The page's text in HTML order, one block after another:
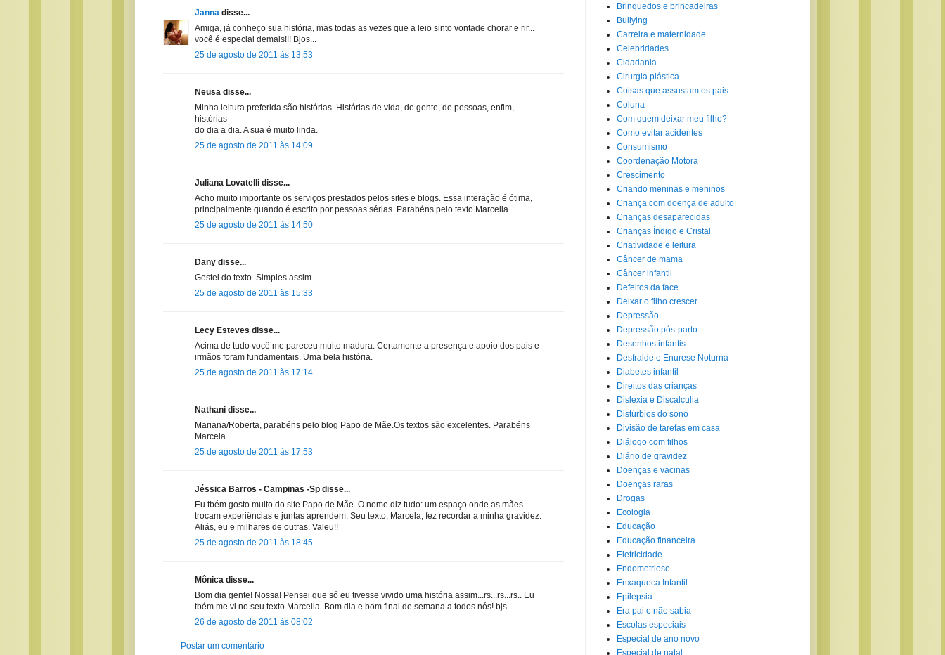
Janna disse...
Amiga, já conheço sua história, mas todas as vezes que a leio sinto vontade chorar e rir...
você é especial demais!!! Bjos...
25 de agosto de 2011 às 13:53
Neusa disse...
Minha leitura preferida são histórias. Histórias de vida, de gente, de pessoas, enfim,
histórias
do dia a dia. A sua é muito linda.
25 de agosto de 2011 às 14:09
Juliana Lovatelli disse...
Acho muito importante os serviços prestados pelos sites e blogs. Essa interação é ótima,
principalmente quando é escrito por pessoas sérias. Parabéns pelo texto Marcella.
25 de agosto de 2011 às 14:50
Dany disse...
Gostei do texto. Simples assim.
25 de agosto de 2011 às 15:33
Lecy Esteves disse...
Acima de tudo você me pareceu muito madura. Certamente a presença e apoio dos pais e
irmãos foram fundamentais. Uma bela história.
25 de agosto de 2011 às 17:14
Nathani disse...
Mariana/Roberta, parabéns pelo blog Papo de Mãe.Os textos são excelentes. Parabéns
Marcela.
25 de agosto de 2011 às 17:53
Jéssica Barros - Campinas -Sp disse...
Eu tbém gosto muito do site Papo de Mãe. O nome diz tudo: um espaço onde as mães
trocam experiências e juntas aprendem. Seu texto, Marcela, fez recordar a minha gravidez.
Aliás, eu e milhares de outras. Valeu!!
25 de agosto de 2011 às 18:45
Mônica disse...
Bom dia gente! Nossa! Pensei que só eu tivesse vivido uma história assim...rs...rs...rs.. Eu
tbém me vi no seu texto Marcella. Bom dia e bom final de semana a todos nós! bjs
26 de agosto de 2011 às 08:02
Postar um comentário
Brinquedos e brincadeiras
Bullying
Carreira e maternidade
Celebridades
Cidadania
Cirurgia plástica
Coisas que assustam os pais
Coluna
Com quem deixar meu filho?
Como evitar acidentes
Consumismo
Coordenação Motora
Crescimento
Criando meninas e meninos
Criança com doença de adulto
Crianças desaparecidas
Crianças Índigo e Cristal
Criatividade e leitura
Câncer de mama
Câncer infantil
Defeitos da face
Deixar o filho crescer
Depressão
Depressão pós-parto
Desenhos infantis
Desfralde e Enurese Noturna
Diabetes infantil
Direitos das crianças
Dislexia e Discalculia
Distúrbios do sono
Divisão de tarefas em casa
Diálogo com filhos
Diário de gravidez
Doenças e vacinas
Doenças raras
Drogas
Ecologia
Educação
Educação financeira
Eletricidade
Endometriose
Enxaqueca Infantil
Epilepsia
Era pai e não sabia
Escolas especiais
Especial de ano novo
Especial de natal